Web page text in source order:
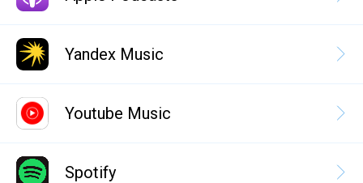
Yandex Music
Youtube Music
Spotify